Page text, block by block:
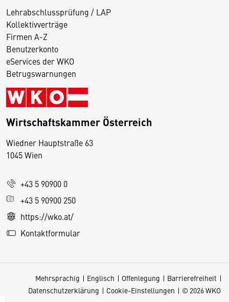
Lehrabschlussprüfung / LAP
Kollektivverträge
Firmen A-Z
Benutzerkonto
eServices der WKO
Betrugswarnungen
Wirtschaftskammer Österreich
Wiedner Hauptstraße 63
1045 Wien
+43 5 90900 0
+43 5 90900 250
https://wko.at/
Kontaktformular
Mehrsprachig Englisch Offenlegung
Barrierefreiheit
Datenschutzerklärung
Cookie-Einstellungen © 2026 WKO
D
s
e
S
e